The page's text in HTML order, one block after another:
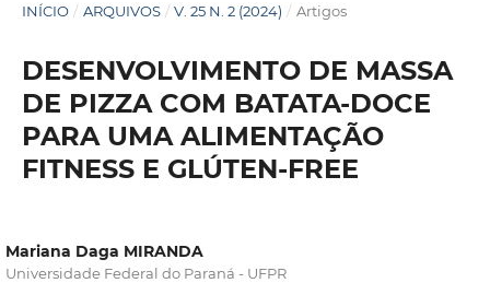
INÍCIO / ARQUIVOS / V. 25 N. 2 (2024) / Artigos
DESENVOLVIMENTO DE MASSA
DE PIZZA COM BATATA-DOCE
PARA UMA ALIMENTAÇÃO
FITNESS E GLÚTEN-FREE
Mariana Daga MIRANDA
Universidade Federal do Paraná - UFPR